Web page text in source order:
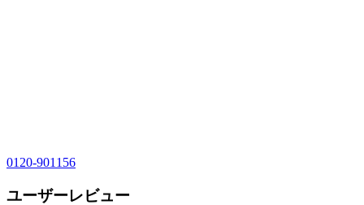
0120-901156
ユーザーレビュー